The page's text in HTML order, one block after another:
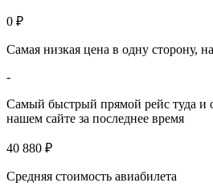
0 ₽
Самая низкая цена в одну сторону,
-
Самый быстрый прямой рейс туда и
нашем сайте за последнее время
40 880 ₽
Средняя стоимость авиабилета